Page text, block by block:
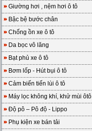
Giường hơi , nệm hơi ô tô
Bậc bệ bước chân
Chống ồn xe ô tô
Da bọc vô lăng
Bạt phủ xe ô tô
Bơm lốp - Hút bụi ô tô
Cảm biến tiến lùi ô tô
Máy lọc không khí, khử mùi ôtô
Độ pô – Pô độ - Lippo
Phụ kiện xe bán tải